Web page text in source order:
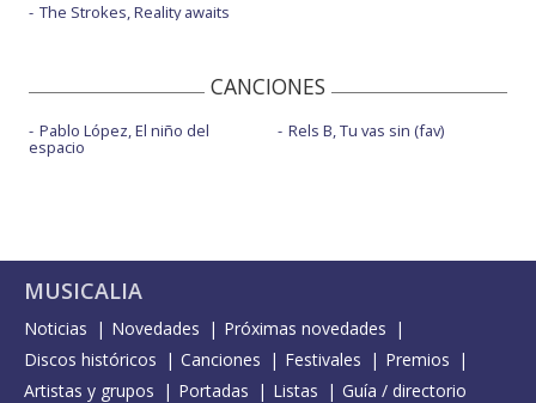
The Strokes, Reality awaits
CANCIONES
Pablo López, El niño del
espacio
Rels B, Tu vas sin (fav)
MUSICALIA
Noticias Novedades
Próximas novedades
Discos históricos
Canciones Festivales
Premios
Artistas y grupos
Portadas Listas Guía / directorio